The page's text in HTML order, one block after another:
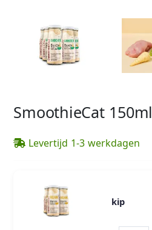
SmoothieCat 150ml
Levertijd 1-3 werkdagen
kip